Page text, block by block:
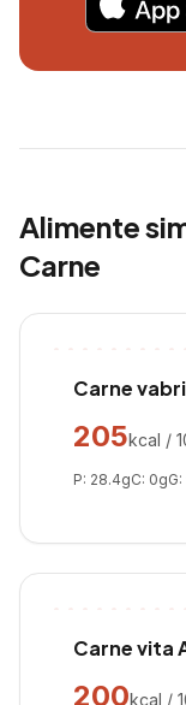
Alimente
Carne
Carne
205kcal /
P: 28.4gC: 0gG:
Carne vita
200kcal /